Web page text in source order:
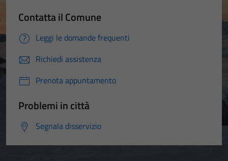
Contatta il Comune
Leggi le domande frequenti
Richiedi assistenza
Prenota appuntamento
Problemi in città
Segnala disservizio